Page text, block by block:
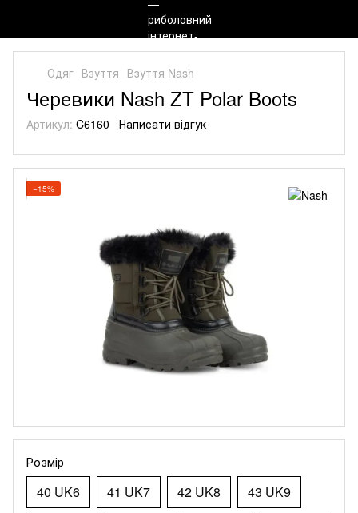
Одяг Взуття Взуття Nash
Черевики Nash ZT Polar Boots
Артикул: C6160 Написати відгук
−15%
Розмір
40 UK6 41 UK7 42 UK8 43 UK9